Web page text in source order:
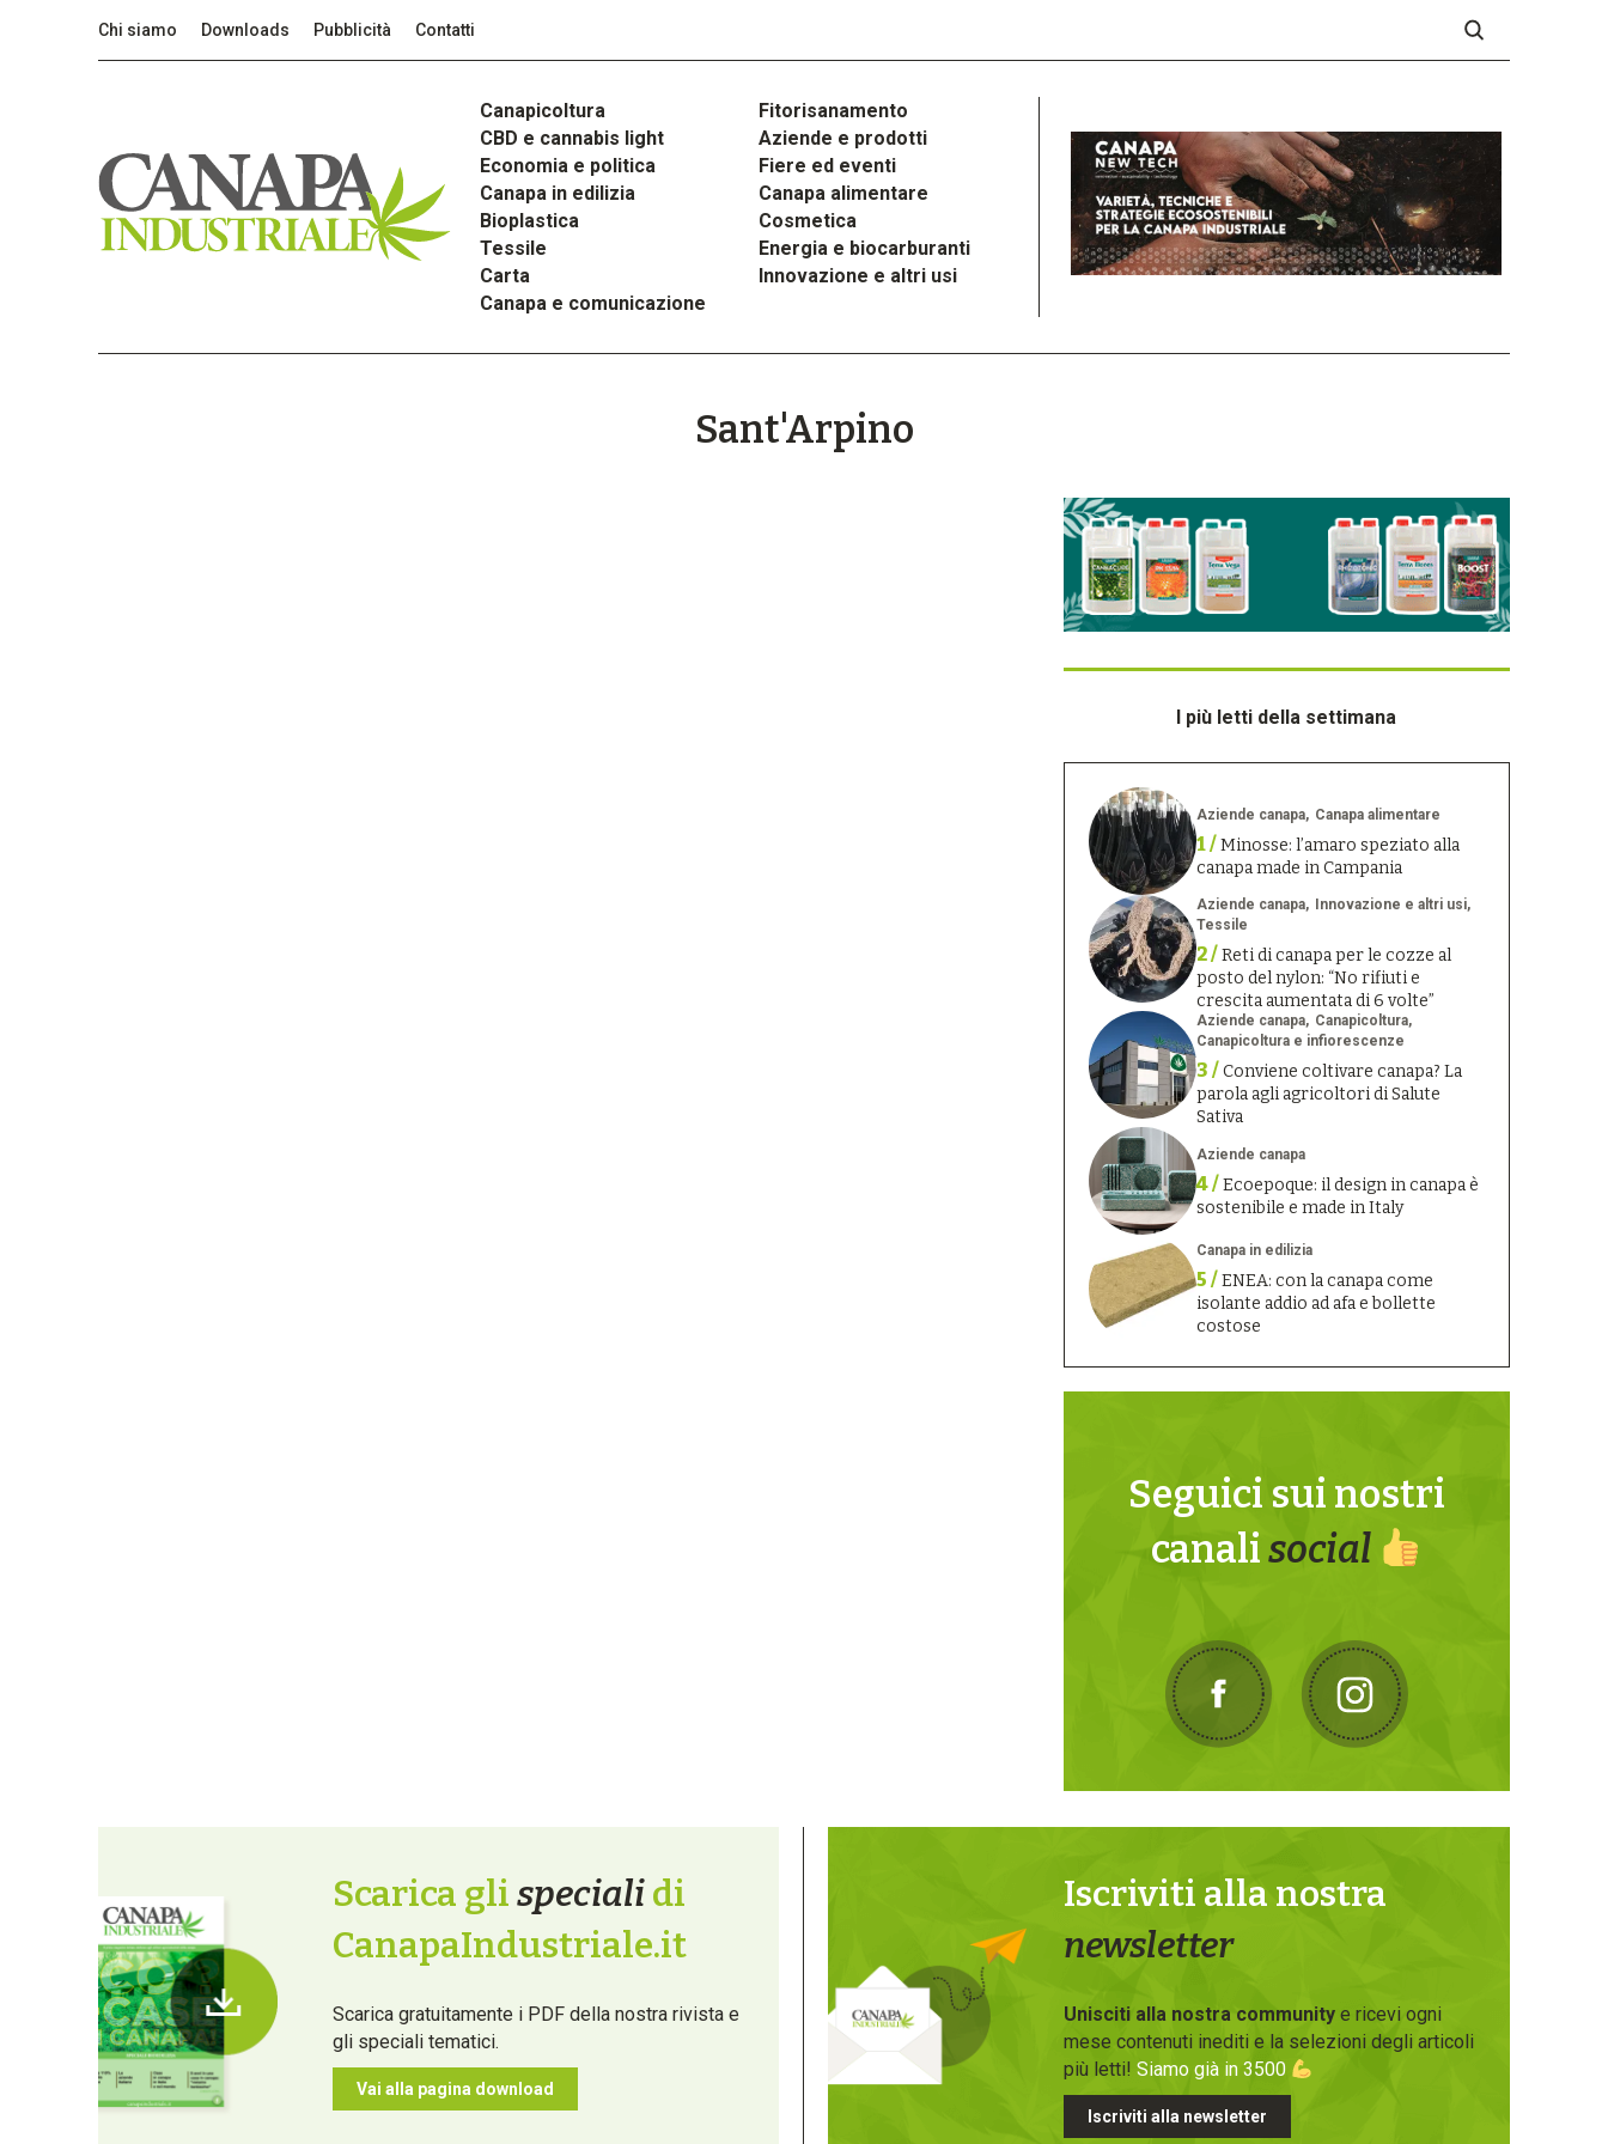
Chi siamo Downloads Pubblicità Contatti
Canapicoltura
Fitorisanamento
CBD e cannabis light
Aziende e prodotti
Economia e politica
Fiere ed eventi
Canapa in edilizia
Canapa alimentare
Bioplastica
Cosmetica
Tessile
Energia e biocarburanti
Carta
Innovazione e altri usi
Canapa e comunicazione
Sant'Arpino
I più letti della settimana
Aziende canapa Canapa alimentare
1 /Minosse: l’amaro speziato alla
canapa made in Campania
Aziende canapa
Innovazione e altri usi
Tessile
2 /Reti di canapa per le cozze al
posto del nylon: “No rifiuti e
crescita aumentata di 6 volte”
Aziende canapa
Canapicoltura
Canapicoltura e infiorescenze
3 /Conviene coltivare canapa? La
parola agli agricoltori di Salute
Sativa
Aziende canapa
4 /Ecoepoque: il design in canapa è
sostenibile e made in Italy
Canapa in edilizia
5 /ENEA: con la canapa come
isolante addio ad afa e bollette
costose
Seguici sui nostri
canalisocial
Scarica glispecialidi
CanapaIndustriale.it
Scarica gratuitamente i PDF della nostra rivista e
gli speciali tematici.
Vai alla pagina download
Iscriviti alla nostra
newsletter
Unisciti alla nostra communitye ricevi ogni
mese contenuti inediti e la selezioni degli articoli
più letti! Siamo già in 3500
Iscriviti alla newsletter